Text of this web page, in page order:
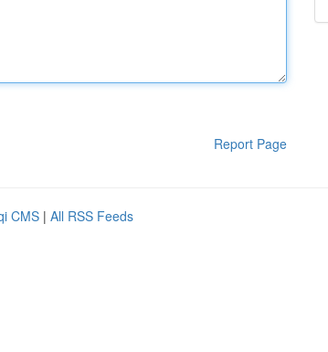
Report Page
CMS | All RSS Feeds